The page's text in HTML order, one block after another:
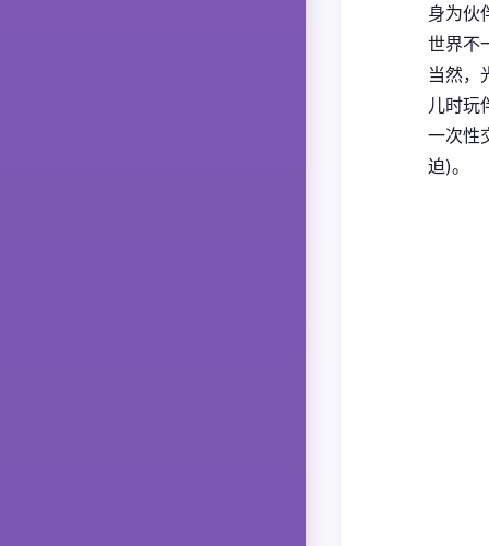
身为伙
世界不
当然，
儿时玩
一次性
迫)。